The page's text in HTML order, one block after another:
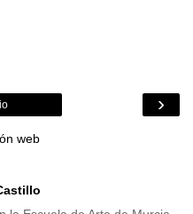
›
web